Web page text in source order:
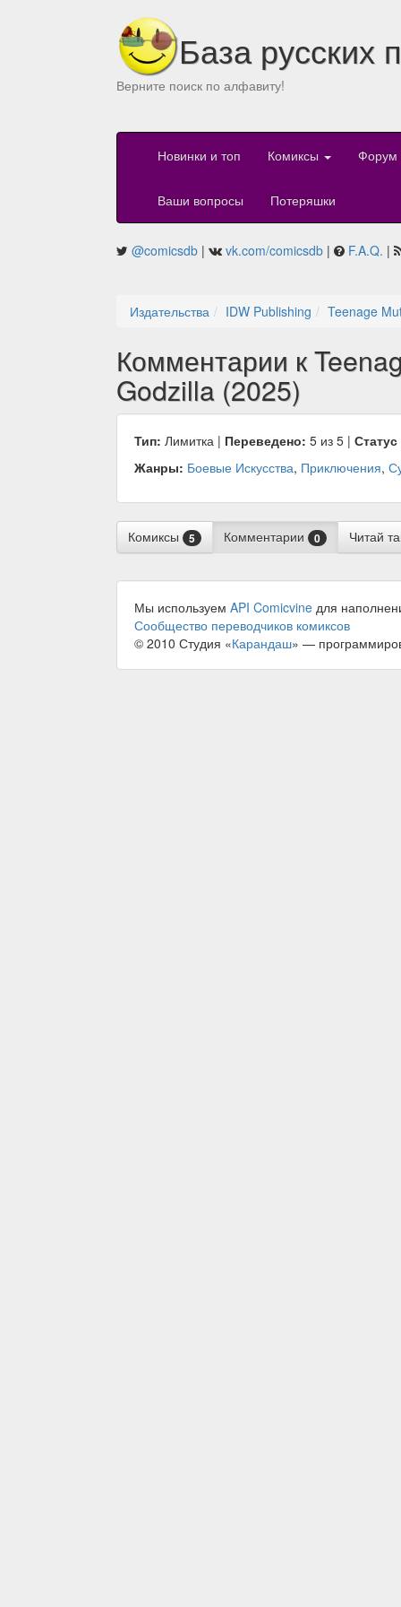
База русских
Верните поиск по алфавиту!
Новинки и топ Комиксы Форум
Ваши вопросы Потеряшки
@comicsdb | vk.com/comicsdb | F.A.Q. |
Издательства IDW Publishing Teenage
Комментарии к
Godzilla (2025)
Тип: Лимитка | Переведено: 5 из 5 |
Жанры: Боевые Искусства, Приключения,
Комиксы 5 Комментарии 0 Читай
Мы используем API Comicvine для
Сообщество переводчиков комиксов
© 2010 Студия «Карандаш» —